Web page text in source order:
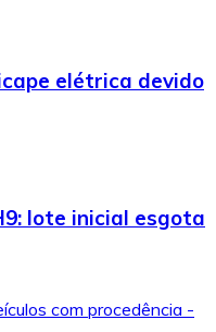
elétrica devido
lote inicial esgota